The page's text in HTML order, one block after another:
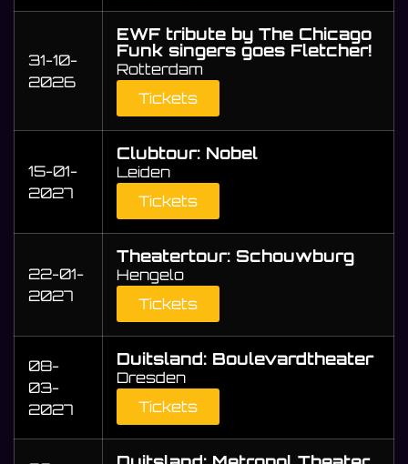
31-10-
2026
EWF tribute by The Chicago
Funk singers goes Fletcher!
Rotterdam
Tickets
15-01-
2027
Clubtour: Nobel
Leiden
Tickets
22-01-
2027
Theatertour: Schouwburg
Hengelo
Tickets
08-
03-
2027
Duitsland: Boulevardtheater
Dresden
Tickets